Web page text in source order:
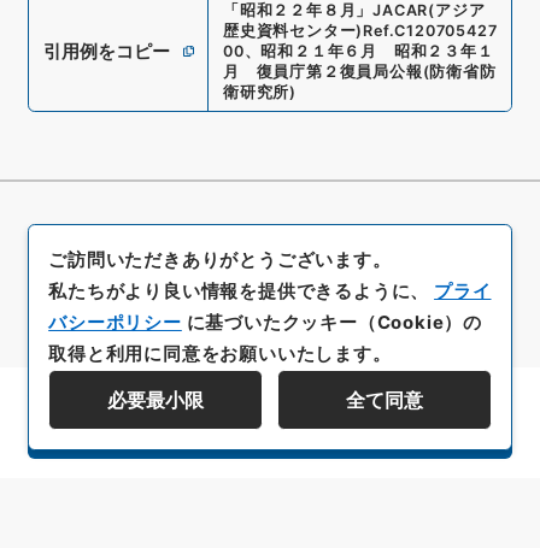
引用例をコピー
「 昭和２２年８月 」JACAR(アジア
歴史資料センター) Ref.C120705427
00、 昭和２１年６月 昭和２３年１
月 復員庁第２復員局公報 (防衛省防
衛研究所)
資料群階層を表示する
ご訪問いただきありがとうございます。
私たちがより良い情報を提供できるように、 プライ
バシーポリシー に基づいたクッキー（Cookie）の
取得と利用に同意をお願いいたします。
必要最小限 全て同意